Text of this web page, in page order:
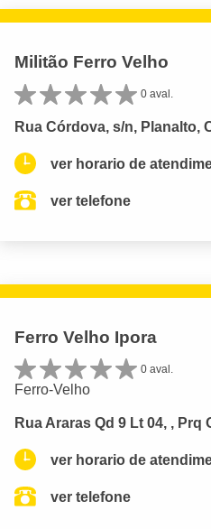
Militão Ferro Velho
0 aval.
Rua Córdova, s/n, Planalto,
ver horario de
ver telefone
Ferro Velho Ipora
0 aval.
Ferro-Velho
Rua Araras Qd 9 Lt 04, , Prq
ver horario de
ver telefone